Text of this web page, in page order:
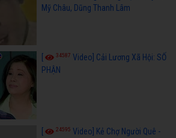
Mỹ Châu, Dũng Thanh Lâm
34587 Video] Cải Lương Xã Hội: SỐ
PHẬN
24595 Video] Kẻ Chợ Người Quê -